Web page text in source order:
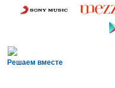
Решаем вместе